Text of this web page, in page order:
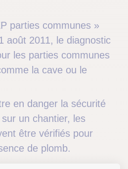
parties communes »
août 2011, le diagnostic
les parties communes
la cave ou le
en danger la sécurité
un chantier, les
être vérifiés pour
de plomb.